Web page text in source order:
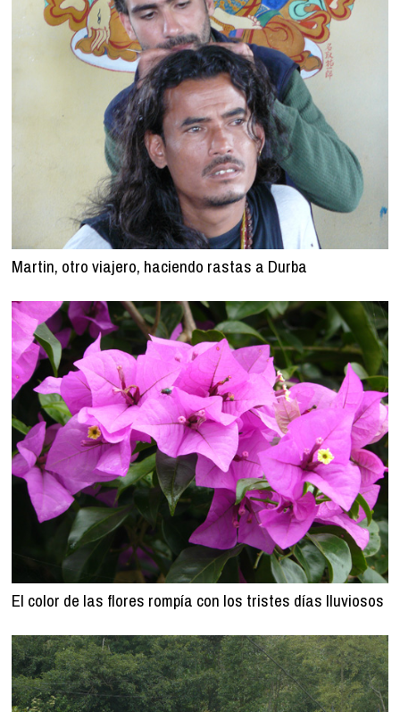
Martin, otro viajero, haciendo rastas a Durba
El color de las flores rompía con los tristes días lluviosos